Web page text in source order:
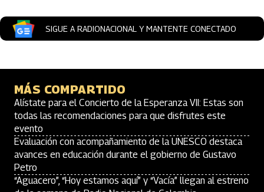
SIGUE A RADIONACIONAL Y MANTENTE CONECTADO
MÁS COMPARTIDO
Alístate para el Concierto de la Esperanza VII: Estas son
todas las recomendaciones para que disfrutes este
evento
Evaluación con acompañamiento de la UNESCO destaca
avances en educación durante el gobierno de Gustavo
Petro
“Aguacero”, “Hoy estamos aquí” y “Vacía” llegan al estreno